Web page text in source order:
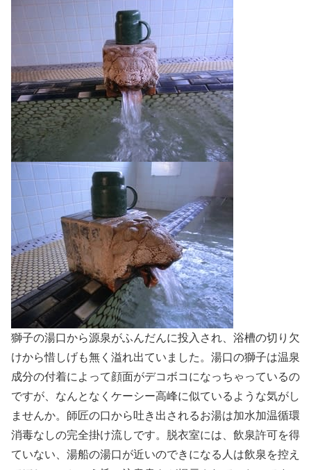
獅子の湯口から源泉がふんだんに投入され、浴槽の切り欠
けから惜しげも無く溢れ出ていました。湯口の獅子は温泉
成分の付着によって顔面がデコボコになっちゃっているの
ですが、なんとなくケーシー高峰に似ているような気がし
ませんか。師匠の口から吐き出されるお湯は加水加温循環
消毒なしの完全掛け流しです。脱衣室には、飲泉許可を得
ていない、湯船の湯口が近いのできになる人は飲泉を控え